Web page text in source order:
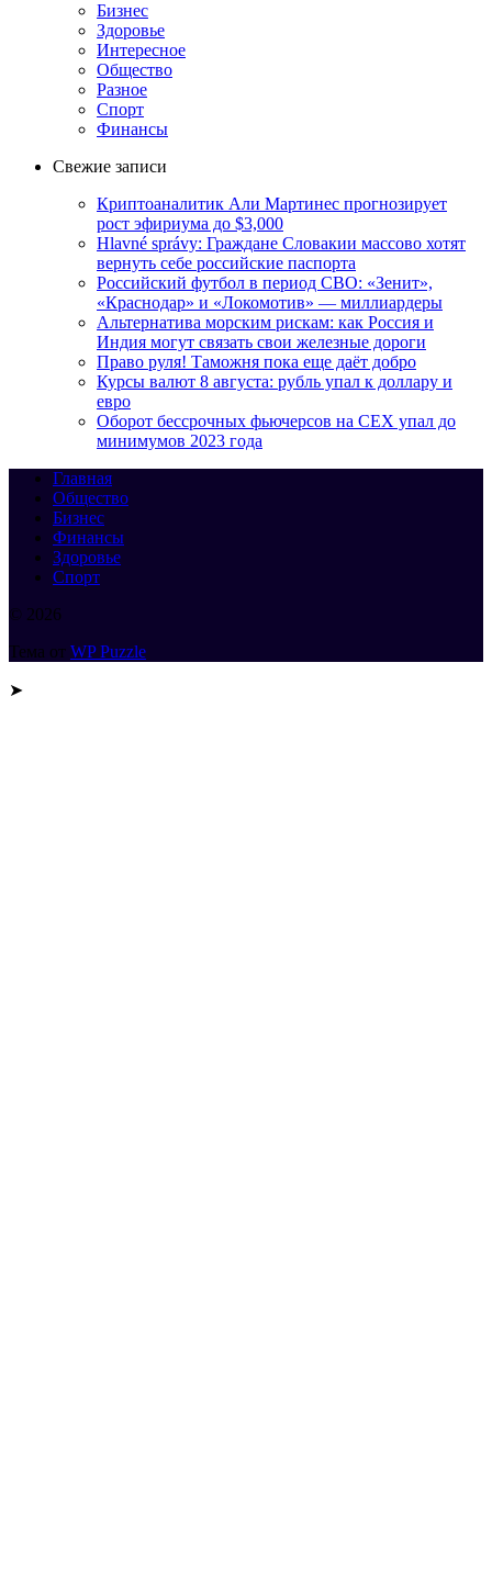
Бизнес
Здоровье
Интересное
Общество
Разное
Спорт
Финансы
Свежие записи
Криптоаналитик Али Мартинес прогнозирует
рост эфириума до $3,000
Hlavné správy: Граждане Словакии массово хотят
вернуть себе российские паспорта
Российский футбол в период СВО: «Зенит»,
«Краснодар» и «Локомотив» — миллиардеры
Альтернатива морским рискам: как Россия и
Индия могут связать свои железные дороги
Право руля! Таможня пока еще даёт добро
Курсы валют 8 августа: рубль упал к доллару и
евро
Оборот бессрочных фьючерсов на CEX упал до
минимумов 2023 года
Главная
Общество
Бизнес
Финансы
Здоровье
Спорт
© 2026
Тема от WP Puzzle
➤